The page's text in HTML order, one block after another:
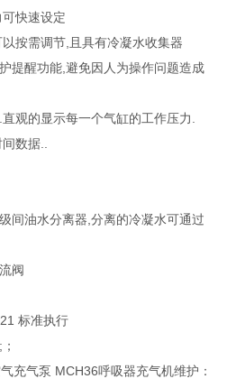
快速设定
按需调节,且具有冷凝水收集器
提醒功能,避免因人为操作问题造成
观的显示每一个气缸的工作压力.
数据..
间油水分离器,分离的冷凝水可通过
阀
标准执行
充气泵 MCH36呼吸器充气机维护：